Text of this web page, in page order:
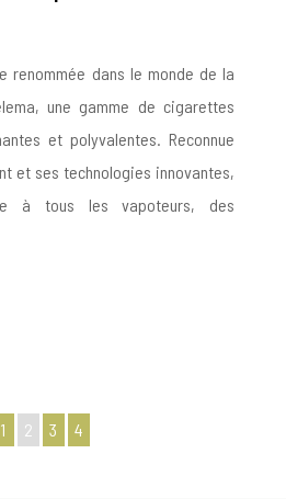
renommée dans le monde de la
une gamme de cigarettes
et polyvalentes. Reconnue
et ses technologies innovantes,
à tous les vapoteurs, des
1 2 3 4